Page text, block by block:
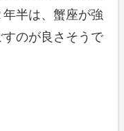
半は、蟹座が強
のが良さそうで